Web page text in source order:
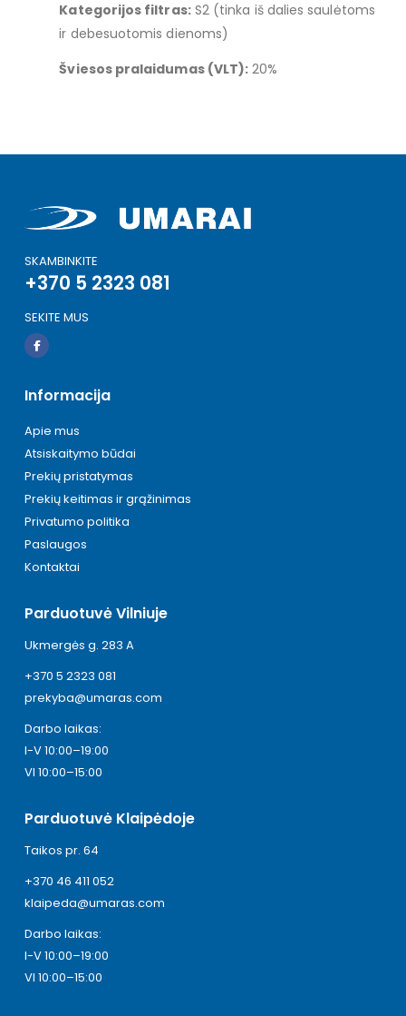
Kategorijos filtras:S2 (tinka iš dalies saulėtoms
ir debesuotomis dienoms)
Šviesos pralaidumas (VLT): 20%
SKAMBINKITE
+370 5 2323 081
SEKITE MUS
Informacija
Apie mus
Atsiskaitymo būdai
Prekių pristatymas
Prekių keitimas ir grąžinimas
Privatumo politika
Paslaugos
Kontaktai
Parduotuvė Vilniuje
Ukmergės g. 283 A
+370 5 2323 081
prekyba@umaras.com
Darbo laikas:
I-V 10:00–19:00
VI 10:00–15:00
Parduotuvė Klaipėdoje
Taikos pr. 64
+370 46 411 052
klaipeda@umaras.com
Darbo laikas:
I-V 10:00–19:00
VI 10:00–15:00